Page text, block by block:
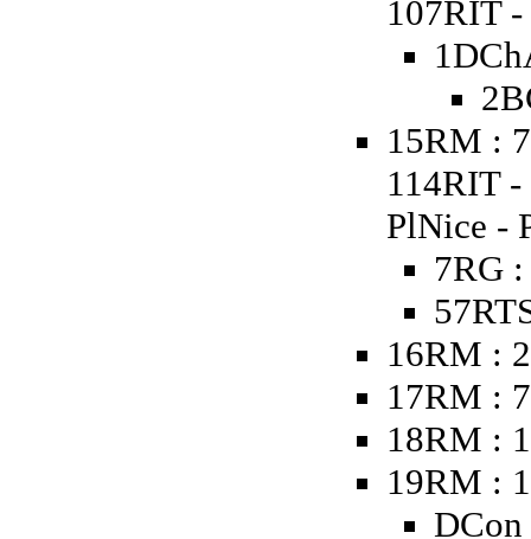
107RIT
15RM :
114RIT
PlNice -
7RG
16RM :
17RM :
18RM :
19RM :
DCon